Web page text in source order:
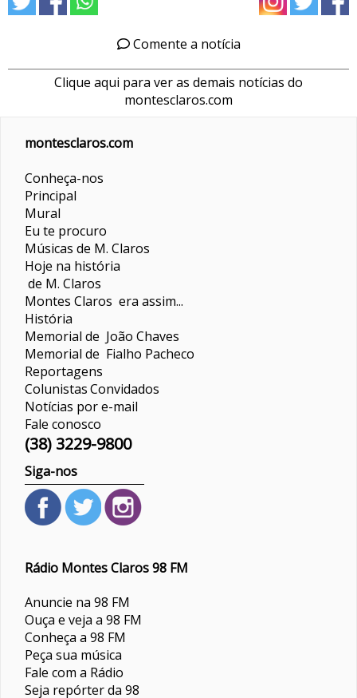
Comente a notícia
Clique aqui para ver as demais notícias do
montesclaros.com
montesclaros.com
Conheça-nos
Principal
Mural
Eu te procuro
Músicas de M. Claros
Hoje na história
de M. Claros
Montes Claros era assim...
História
Memorial de João Chaves
Memorial de Fialho Pacheco
Reportagens
ColunistasConvidados
Notícias por e-mail
Fale conosco
(38) 3229-9800
Siga-nos
Rádio Montes Claros 98 FM
Anuncie na 98 FM
Ouça e veja a 98 FM
Conheça a 98 FM
Peça sua música
Fale com a Rádio
Seja repórter da 98